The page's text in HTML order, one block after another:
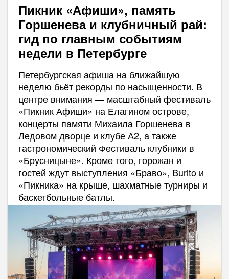
Пикник «Афиши», память
Горшенева и клубничный рай:
гид по главным событиям
недели в Петербурге
Петербургская афиша на ближайшую
неделю бьёт рекорды по насыщенности. В
центре внимания — масштабный фестиваль
«Пикник Афиши» на Елагином острове,
концерты памяти Михаила Горшенева в
Ледовом дворце и клубе А2, а также
гастрономический Фестиваль клубники в
«Брусницыне». Кроме того, горожан и
гостей ждут выступления «Браво», Burito и
«Пикника» на крыше, шахматные турниры и
баскетбольные батлы.